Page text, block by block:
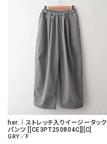
her.｜ストレッチ入りイージータック
パンツ [[CE3PT250804C]][C]
GRY／F